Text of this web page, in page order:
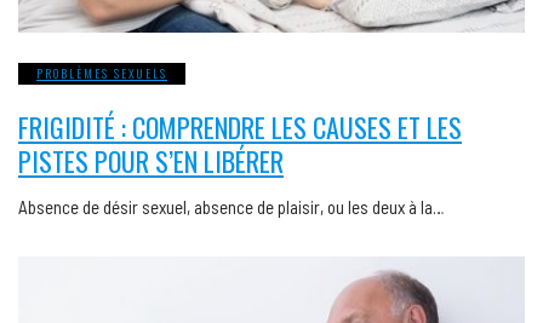
PROBLÈMES SEXUELS
FRIGIDITÉ : COMPRENDRE LES CAUSES ET LES
PISTES POUR S’EN LIBÉRER
Absence de désir sexuel, absence de plaisir, ou les deux à la…